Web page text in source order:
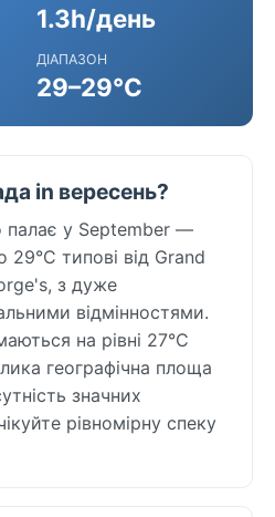
1.3h/день
ДІАПАЗОН
29–29°C
in вересень?
палає у September —
типові від Grand
з дуже
відмінностями.
на рівні 27°C
географічна площа
значних
рівномірну спеку